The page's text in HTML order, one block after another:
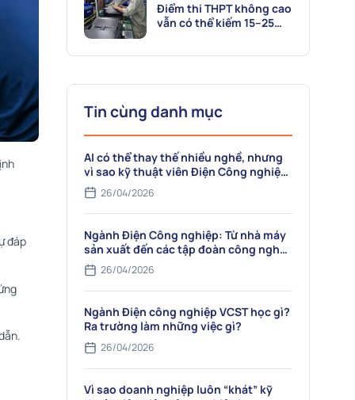
đáp
Điểm thi THPT không cao
vẫn có thể kiếm 15–25
Tin cùng danh mục
AI có thể thay thế nhiều nghề, nhưng
vì sao kỹ thuật viên Điện Công nghiệp
vẫn được doanh nghiệp săn đón?
26/04/2026
Ngành Điện Công nghiệp: Từ nhà máy
sản xuất đến các tập đoàn công nghệ,
cánh cửa nghề nghiệp rộng mở
26/04/2026
Ngành Điện công nghiệp VCST học gì?
Ra trường làm những việc gì?
26/04/2026
Vì sao doanh nghiệp luôn “khát” kỹ